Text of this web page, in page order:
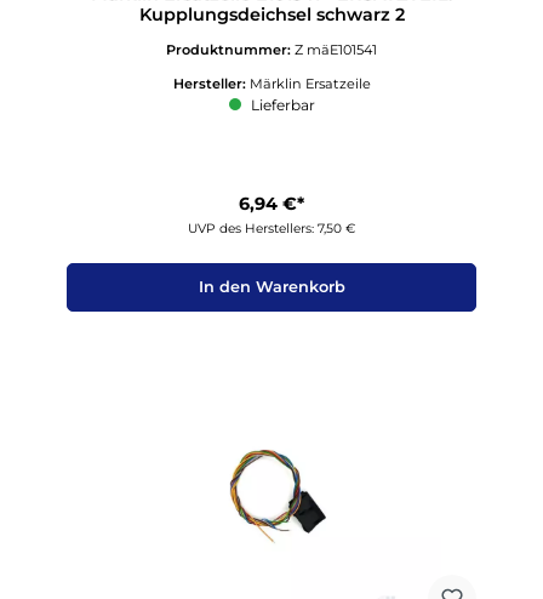
Kupplungsdeichsel schwarz 2
Produktnummer: Z mäE101541
Hersteller: Märklin Ersatzeile
Lieferbar
6,94 €*
UVP des Herstellers: 7,50 €
In den Warenkorb